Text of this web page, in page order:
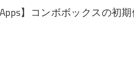
】コンボボックスの初